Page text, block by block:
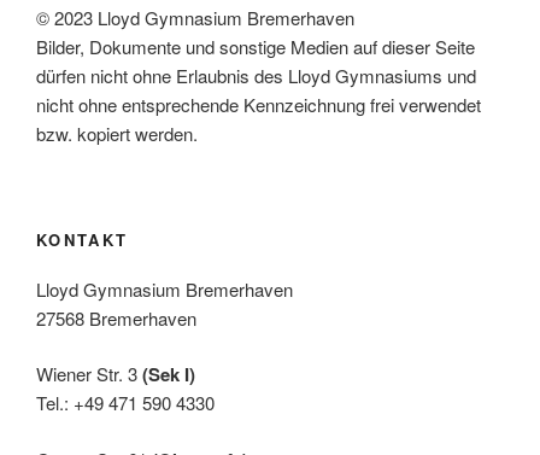
© 2023 Lloyd Gymnasium Bremerhaven
Bilder, Dokumente und sonstige Medien auf dieser Seite
dürfen nicht ohne Erlaubnis des Lloyd Gymnasiums und
nicht ohne entsprechende Kennzeichnung frei verwendet
bzw. kopiert werden.
KONTAKT
Lloyd Gymnasium Bremerhaven
27568 Bremerhaven
Wiener Str. 3(Sek I)
Tel.: +49 471 590 4330